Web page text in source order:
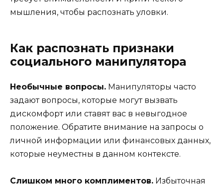
мышления, чтобы распознать уловки.
Как распознать признаки
социального манипулятора
Необычные вопросы. Манипуляторы часто
задают вопросы, которые могут вызвать
дискомфорт или ставят вас в невыгодное
положение. Обратите внимание на запросы о
личной информации или финансовых данных,
которые неуместны в данном контексте.
Слишком много комплиментов. Избыточная